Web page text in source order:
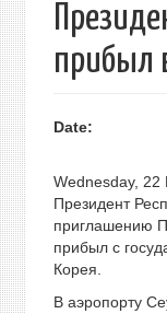
прибыл
Date:
Wednesday, 22
Президент
приглашению
прибыл с
Корея.
В аэропорту